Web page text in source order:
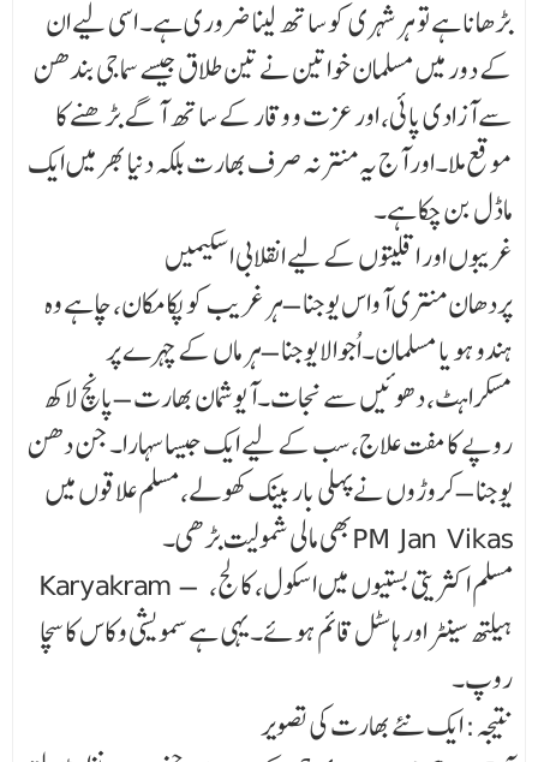
بڑھانا ہے تو ہر شہری کو ساتھ لینا ضروری ہے۔ اسی لیے ان
کے دور میں مسلمان خواتین نے تین طلاق جیسے سماجی بندھن
سے آزادی پائی، اور عزت و وقار کے ساتھ آگے بڑھنے کا
موقع ملا۔اور آج یہ منتر نہ صرف بھارت بلکہ دنیا بھر میں ایک
ماڈل بن چکا ہے۔
غریبوں اور اقلیتوں کے لیے انقلابی اسکیمیں
پردھان منتری آواس یوجنا – ہر غریب کو پکا مکان، چاہے وہ
ہندو ہو یا مسلمان۔اُجوالا یوجنا – ہر ماں کے چہرے پر
مسکراہٹ، دھوئیں سے نجات۔آیوشمان بھارت – پانچ لاکھ
روپے کا مفت علاج، سب کے لیے ایک جیسا سہارا۔جن دھن
یوجنا – کروڑوں نے پہلی بار بینک کھولے، مسلم علاقوں میں
بھی مالی شمولیت بڑھی۔PM Jan Vikas
Karyakram – مسلم اکثریتی بستیوں میں اسکول، کالج،
ہیلتھ سینٹر اور ہاسٹل قائم ہوئے۔یہی ہے سمویشی وکاس کا سچا
روپ۔
نتیجہ: ایک نئے بھارت کی تصویر